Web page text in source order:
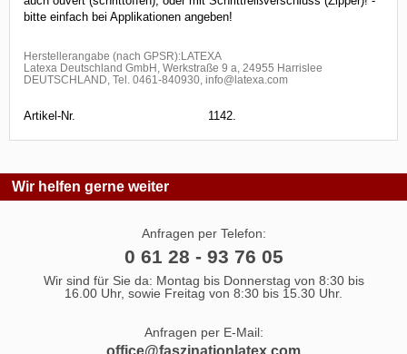
bitte einfach bei Applikationen angeben!
Herstellerangabe (nach GPSR):LATEXA
Latexa Deutschland GmbH, Werkstraße 9 a, 24955 Harrislee
DEUTSCHLAND, Tel. 0461-840930, info@latexa.com
Artikel-Nr. 1142.
Wir helfen gerne weiter
Anfragen per Telefon:
0 61 28 - 93 76 05
Wir sind für Sie da: Montag bis Donnerstag von 8:30 bis
16.00 Uhr, sowie Freitag von 8:30 bis 15.30 Uhr.
Anfragen per E-Mail:
office@faszinationlatex.com